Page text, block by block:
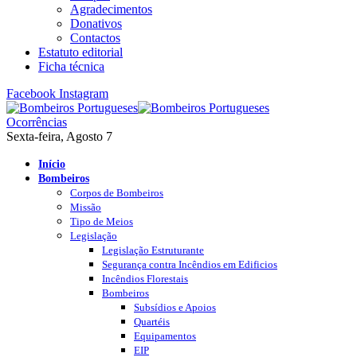
Agradecimentos
Donativos
Contactos
Estatuto editorial
Ficha técnica
Facebook Instagram
Ocorrências
Sexta-feira, Agosto 7
Início
Bombeiros
Corpos de Bombeiros
Missão
Tipo de Meios
Legislação
Legislação Estruturante
Segurança contra Incêndios em Edificios
Incêndios Florestais
Bombeiros
Subsídios e Apoios
Quartéis
Equipamentos
EIP